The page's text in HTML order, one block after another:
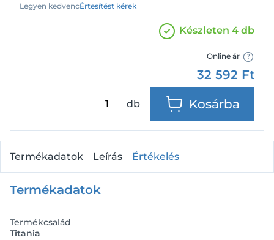
Legyen kedvencÉrtesítést kérek
Készleten 4 db
Online ár
32 592 Ft
db Kosárba
Termékadatok Leírás Értékelés
Termékadatok
Termékcsalád
Titania